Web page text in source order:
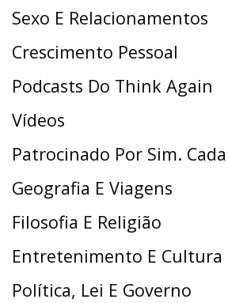
Sexo E Relacionamentos
Crescimento Pessoal
Podcasts Do Think Again
Vídeos
Patrocinado Por Sim.
Geografia E Viagens
Filosofia E Religião
Entretenimento E Cultura
Política, Lei E Governo